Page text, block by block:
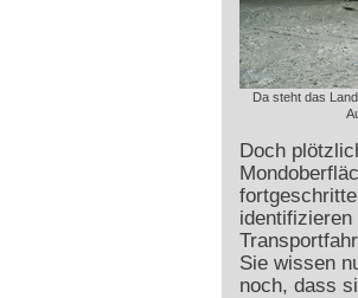
Da steht das
Doch
Sie wissen
noch, dass